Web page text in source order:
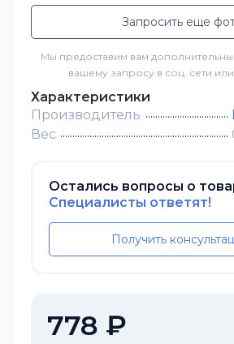
Запросить еще
Мы предоставим вам
вашему запросу в соц. сети
Характеристики
Производитель
Вес
Остались вопросы о
Специалисты ответят!
Получить
778 ₽